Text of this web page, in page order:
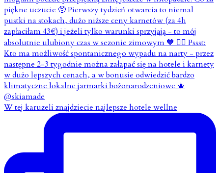
W tej karuzeli znajdziecie najlepsze hotele wellne